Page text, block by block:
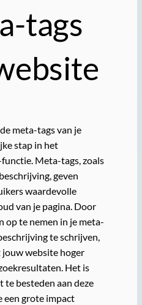
tags
meta-tags van je
stap in het
Meta-tags, zoals
geven
waardevolle
van je pagina. Door
op te nemen in je meta-
te schrijven,
website hoger
Het is
te besteden aan deze
een grote impact